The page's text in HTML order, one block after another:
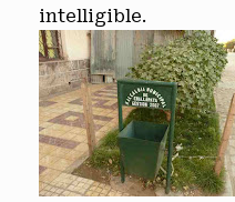
intelligible.